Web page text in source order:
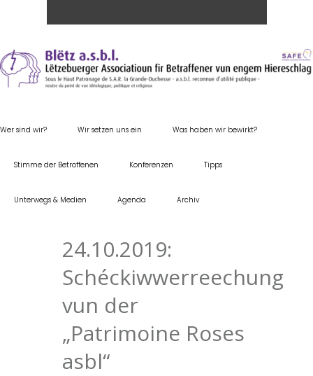
Wer sind wir? Wir setzen uns ein Was haben wir bewirkt?
Stimme der Betroffenen Konferenzen Tipps
Unterwegs & Medien Agenda Archiv
24.10.2019:
Schéckiwwerreechung
vun der
„Patrimoine Roses
asbl“